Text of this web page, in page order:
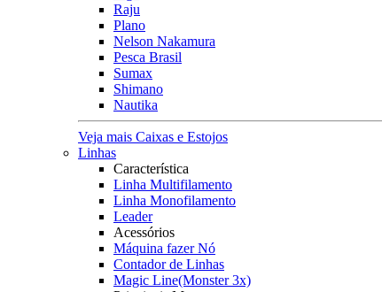
Raju
Plano
Nelson Nakamura
Pesca Brasil
Sumax
Shimano
Nautika
Veja mais Caixas e Estojos
Linhas
Característica
Linha Multifilamento
Linha Monofilamento
Leader
Acessórios
Máquina fazer Nó
Contador de Linhas
Magic Line(Monster 3x)